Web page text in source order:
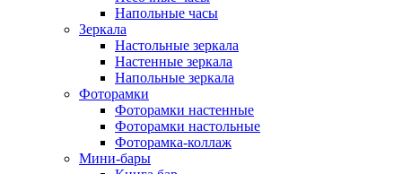
Напольные часы
Зеркала
Настольные зеркала
Настенные зеркала
Напольные зеркала
Фоторамки
Фоторамки настенные
Фоторамки настольные
Фоторамка-коллаж
Мини-бары